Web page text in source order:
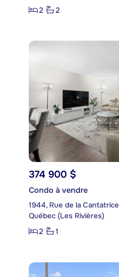
2
2
374 900 $
Condo à vendre
1944, Rue de la Cantatrice
Québec (Les Rivières)
2
1